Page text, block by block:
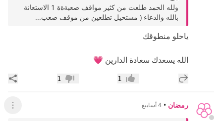
ولله الحمد طلعت من كثير مواقف صعبةةة 1 الاستعانة
بالله والدعاء ( مستحيل تطلعين من موقف صعب...
ياحلو منطوقك
الله يسعدك سعادة الدارين 💗
إضافة رد جديد إعجاب1 عدم إعجاب
1
رمضان • 4 أسابيع عرض